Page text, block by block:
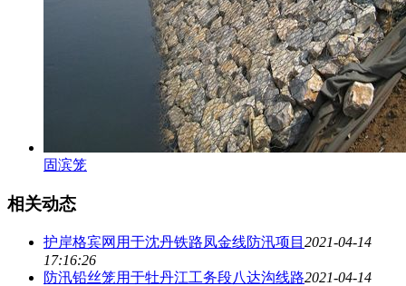
固滨笼
相关动态
护岸格宾网用于沈丹铁路凤金线防汛项目 2021-04-14
17:16:26
防汛铅丝笼用于牡丹江工务段八达沟线路2021-04-14